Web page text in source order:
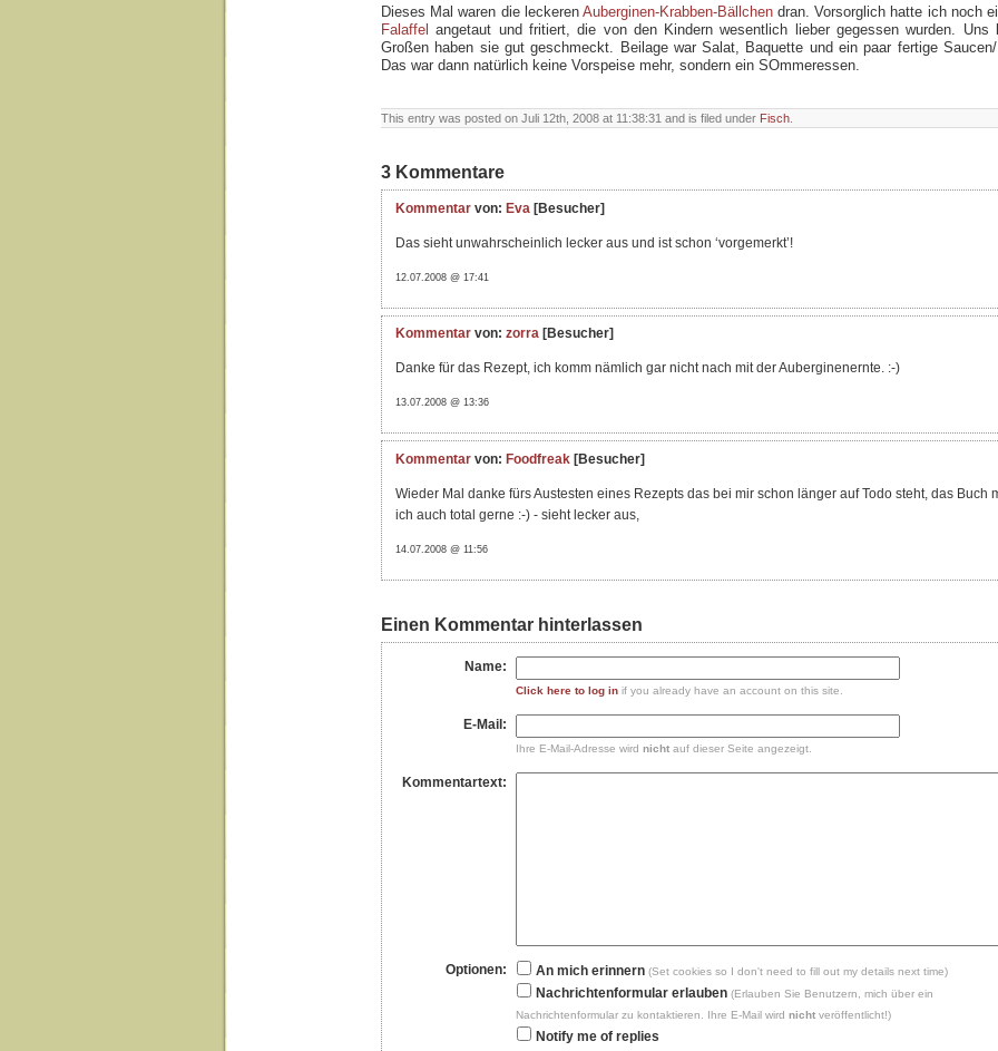
Dieses Mal waren die leckeren Auberginen-Krabben-Bällchendran. Vorsorglich hatte ich noch
Falaffel
angetaut und fritiert, die von den Kindern wesentlich lieber gegessen wurden. Uns
Großen haben sie gut geschmeckt. Beilage war Salat, Baquette und ein paar fertige
Das war dann natürlich keine Vorspeise mehr, sondern ein SOmmeressen.
This entry was posted on Juli 12th, 2008 at 11:38:31 and is filed under Fisch
3 Kommentare
Kommentar von: Eva [Besucher]
Das sieht unwahrscheinlich lecker aus und ist schon ‘vorgemerkt’!
12.07.2008 @ 17:41
Kommentar von: zorra [Besucher]
Danke für das Rezept, ich komm nämlich gar nicht nach mit der Auberginenernte. :-)
13.07.2008 @ 13:36
Kommentar von: Foodfreak [Besucher]
Wieder Mal danke fürs Austesten eines Rezepts das bei mir schon länger auf Todo steht, das Buch
ich auch total gerne :-) - sieht lecker aus,
14.07.2008 @ 11:56
Einen Kommentar hinterlassen
Name:
Click here to log in if you already have an account on this site.
E-Mail:
Ihre E-Mail-Adresse wird nicht auf dieser Seite angezeigt.
Kommentartext:
Optionen: An mich erinnern (Set cookies so I don't need to fill out my details next time)
Nachrichtenformular erlauben (Erlauben Sie Benutzern, mich über ein
Nachrichtenformular zu kontaktieren. Ihre E-Mail wird nicht veröffentlicht!)
Notify me of replies